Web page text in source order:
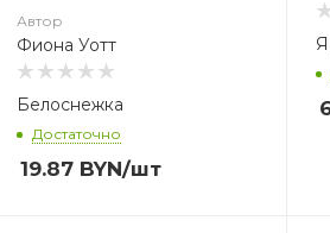
Автор
Фиона Уотт
Белоснежка
Достаточно
19.87 BYN/шт